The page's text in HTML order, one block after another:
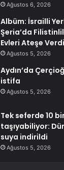
Ağustos 6, 2026
Albüm: İsrailli
Şeria’da
Evleri Ateşe Verdi
Ağustos 5, 2026
Aydın’da
istifa
Ağustos 5, 2026
Tek seferde 10
taşıyabiliyor:
suya indirildi
Ağustos 5, 2026